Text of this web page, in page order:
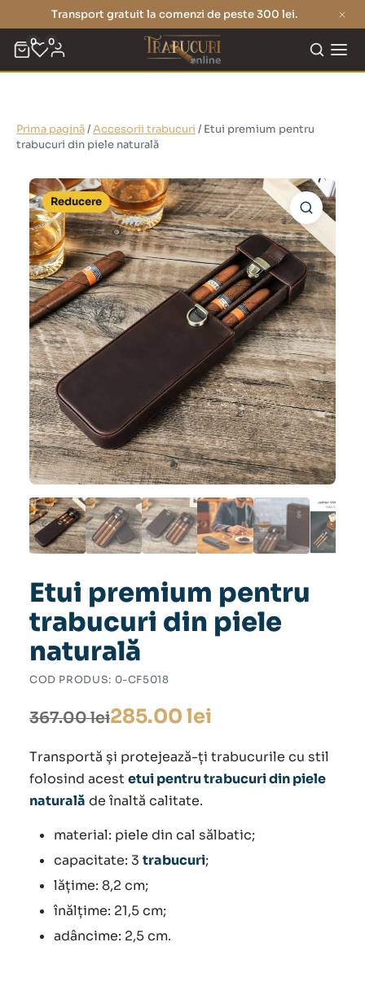
Transport gratuit la comenzi de peste 300 lei.
0 0
Prima pagină/Accesorii trabucuri / Etui premium pentru
trabucuri din piele naturală
Reducere
Etui premium pentru
trabucuri din piele
naturală
COD PRODUS: 0-CF5018
367.00lei
Prețul
inițial
a
fost:
367.00 lei.
285.00 lei
Prețul
curent
este:
285.00 lei.
Transportă și protejează-ți trabucurile cu stil
folosind acestetui pentru trabucuri din piele
naturală de înaltă calitate.
material: piele din cal sălbatic;
capacitate: 3 trabucuri;
lățime: 8,2 cm;
înălțime: 21,5 cm;
adâncime: 2,5 cm.